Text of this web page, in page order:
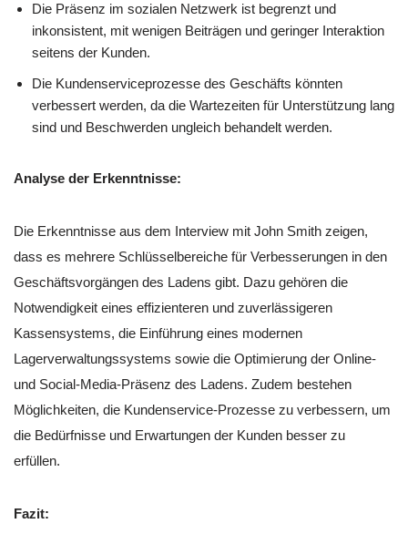
Die Präsenz im sozialen Netzwerk ist begrenzt und
inkonsistent, mit wenigen Beiträgen und geringer Interaktion
seitens der Kunden.
Die Kundenserviceprozesse des Geschäfts könnten
verbessert werden, da die Wartezeiten für Unterstützung lang
sind und Beschwerden ungleich behandelt werden.
Analyse der Erkenntnisse:
Die Erkenntnisse aus dem Interview mit John Smith zeigen,
dass es mehrere Schlüsselbereiche für Verbesserungen in den
Geschäftsvorgängen des Ladens gibt. Dazu gehören die
Notwendigkeit eines effizienteren und zuverlässigeren
Kassensystems, die Einführung eines modernen
Lagerverwaltungssystems sowie die Optimierung der Online-
und Social-Media-Präsenz des Ladens. Zudem bestehen
Möglichkeiten, die Kundenservice-Prozesse zu verbessern, um
die Bedürfnisse und Erwartungen der Kunden besser zu
erfüllen.
Fazit: